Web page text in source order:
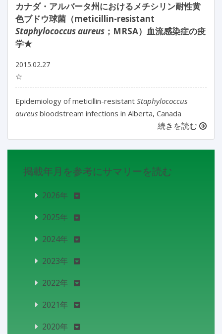
カナダ・アルバータ州におけるメチシリン耐性黄
色ブドウ球菌（meticillin-resistant
Staphylococcus aureus ；MRSA）血流感染症の疫
学★
2015.02.27
☆
Epidemiology of meticillin-resistant Staphylococcus
aureus bloodstream infections in Alberta, Canada
続きを読む
掲載年月を参考にサマリーを読む
2026年
2025年
2024年
2023年
2022年
2021年
2020年